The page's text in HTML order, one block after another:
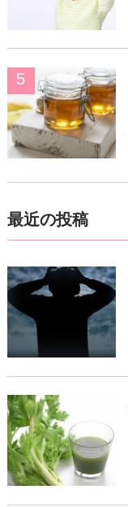
最近の投稿